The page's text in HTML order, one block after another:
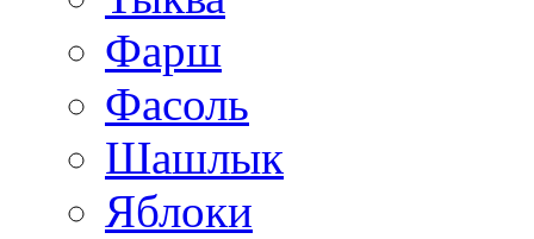
Фарш
Фасоль
Шашлык
Яблоки